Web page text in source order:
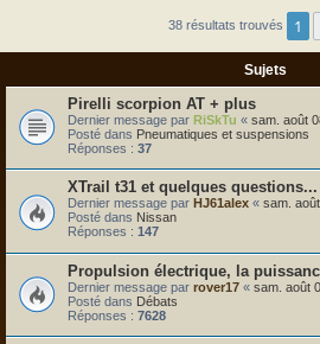
38 résultats trouvés 1
Sujets
Pirelli scorpion AT + plus
Dernier message par RiSkTu « sam. août
Posté dans Pneumatiques et suspensions
Réponses : 37
XTrail t31 et quelques questions...
Dernier message par HJ61alex « sam.
Posté dans Nissan
Réponses : 147
Propulsion électrique, la
Dernier message par rover17 « sam. août
Posté dans Débats
Réponses : 7628